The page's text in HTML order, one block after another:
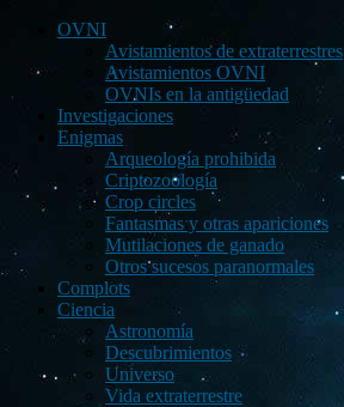
OVNI
Avistamientos de extraterrestres
Avistamientos OVNI
OVNIs en la antigüedad
Investigaciones
Enigmas
Arqueología prohibida
Criptozoología
Crop circles
Fantasmas y otras apariciones
Mutilaciones de ganado
Otros sucesos paranormales
Complots
Ciencia
Astronomía
Descubrimientos
Universo
Vida extraterrestre